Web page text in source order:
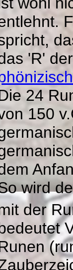
'R'
24
150
wird
der